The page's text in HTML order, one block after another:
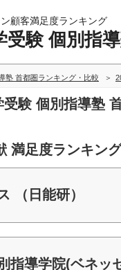
顧客満足度ランキング
受験 個別指
塾 首都圏ランキング・比較
受験 個別指導塾
満足度ランキング
（日能研）
指導学院(ベネッ